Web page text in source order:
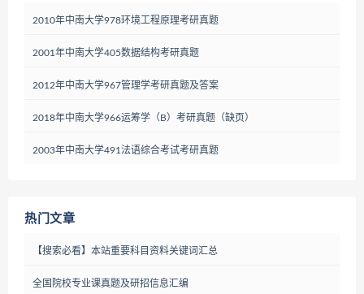
2010年中南大学978环境工程原理考研真题
2001年中南大学405数据结构考研真题
2012年中南大学967管理学考研真题及答案
2018年中南大学966运筹学（B）考研真题（缺页）
2003年中南大学491法语综合考试考研真题
热门文章
【搜索必看】本站重要科目资料关键词汇总
全国院校专业课真题及研招信息汇编